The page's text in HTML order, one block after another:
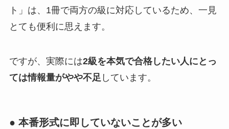
ト」は、1冊で両方の級に対応しているため、一見
とても便利に思えます。
ですが、実際には2級を本気で合格したい人にとっ
ては情報量がやや不足しています。
● 本番形式に即していないことが多い